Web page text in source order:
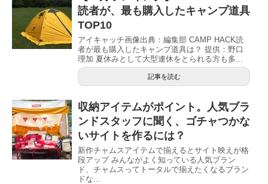
読者が、最も購入したキャンプ道具
TOP10
アイキャッチ画像出典：編集部 CAMP HACK読
者が最も購入したキャンプ道具は？ 提供：野口
理加 夏休みとして大型連休をとられる方も多...
記事を読む
収納アイテムがポイント。人気ブラ
ンドスタッフに聞く、ゴチャつかな
いサイトを作るには？
新作チャムスアイテムで揃えるとサイト映えが格
段アップ みんながよく知っている人気ブラン
ド、チャムスってトータルで揃えたくなるブラン
ドな...